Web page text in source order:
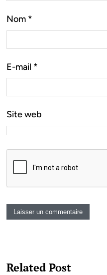
Nom *
E-mail *
Site web
Related Post